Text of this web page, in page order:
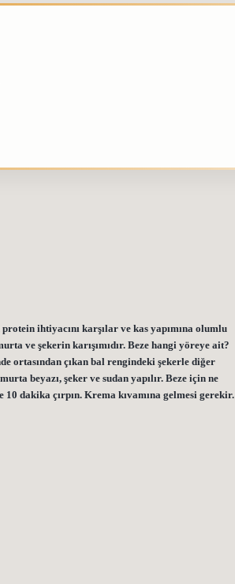
ihtiyacını karşılar ve kas yapımına olumlu
ve şekerin karışımıdır. Beze hangi yöreye ait?
ortasından çıkan bal rengindeki şekerle diğer
beyazı, şeker ve sudan yapılır. Beze için ne
10 dakika çırpın. Krema kıvamına gelmesi